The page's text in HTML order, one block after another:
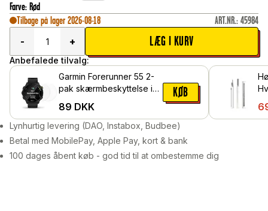
Farve: Rød
Tilbage på lager 2026-08-18
ART.NR.: 45984
-
+ LÆG I KURV
Anbefalede tilvalg:
Garmin Forerunner 55 2-
pak skærmbeskyttelse i
89 DKK
KØB
Lynhurtig levering (DAO, Instabox, Budbee)
Betal med MobilePay, Apple Pay, kort & bank
100 dages åbent køb - god tid til at ombestemme dig